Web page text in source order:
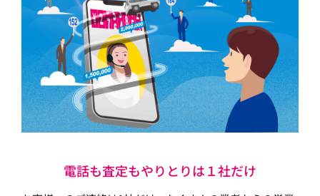
電話も査定もやりとりは１社だけ